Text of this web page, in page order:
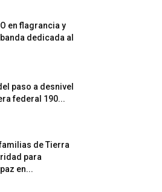
en flagrancia y
dedicada al
paso a desnivel
federal 190...
de Tierra
para
en...